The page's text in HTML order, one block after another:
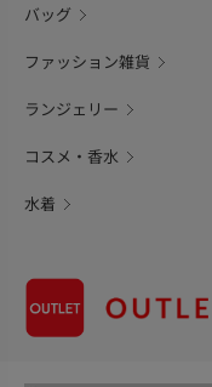
バッグ
ファッション雑貨
ランジェリー
コスメ・香水
水着